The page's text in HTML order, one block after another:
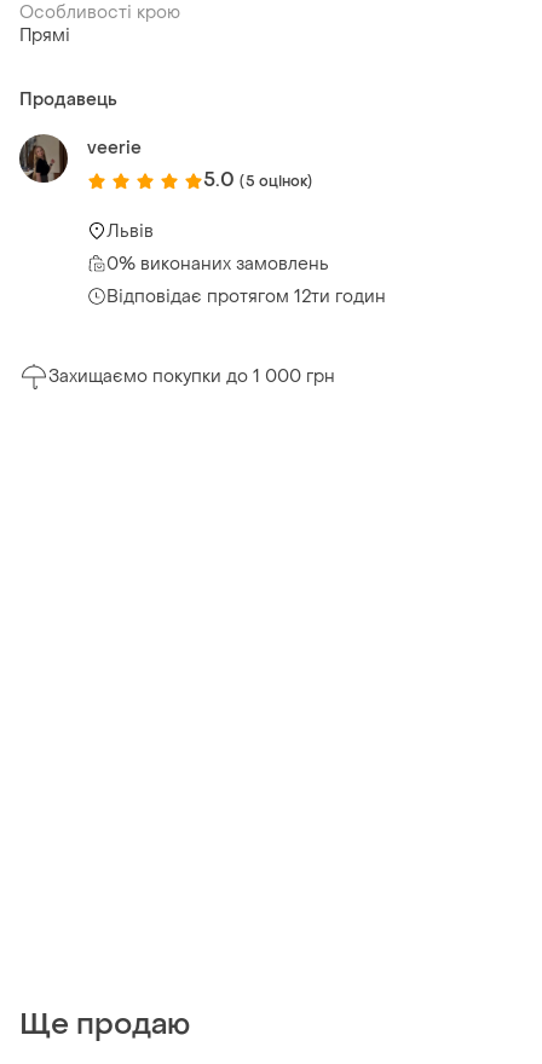
Особливості крою
Прямі
Продавець
veerie
5.0 (5 оцінок)
Львів
0% виконаних замовлень
Відповідає протягом 12ти годин
Захищаємо покупки до 1 000 грн
Ще продаю